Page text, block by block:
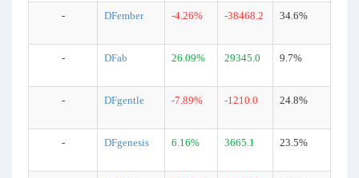
- DFember -4.26% -38468.2 34.6%
- DFab 26.09% 29345.0 9.7%
- DFgentle -7.89% -1210.0 24.8%
- DFgenesis 6.16% 3665.1 23.5%